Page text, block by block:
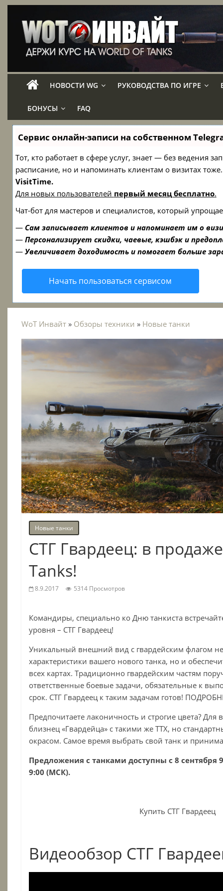
НОВОСТИ WG РУКОВОДСТВА ПО ИГРЕ
БОНУСЫ FAQ
Сервис онлайн-записи на собственном
Тот, кто работает в сфере услуг, знает — без ведения
расписание, но и напоминать клиентам о визитах
VisitTime.
Для новых пользователей первый месяц бесплатно.
Чат-бот для мастеров и специалистов, который
— Сам записывает клиентов и напоминает им о
— Персонализирует скидки, чаевые, кэшбэк и
— Увеличивает доходимость и помогает больше
Начать пользоваться сервисом
WoT Инвайт » Обзоры техники » Новые танки
Новые танки
СТГ Гвардеец: в
Tanks!
8.9.2017 5314 Просмотров
Командиры, специально ко Дню танкиста
уровня – СТГ Гвардеец!
Уникальный внешний вид с гвардейским флагом
характеристики вашего нового танка, но и
всех картах. Традиционно гвардейским частям
ответственные боевые задачи, обязательные к
срок. СТГ Гвардеец к таким задачам готов!
Предпочитаете лаконичность и строгие цвета? Для
близнец «Гвардейца» с такими же ТТХ, но
окрасом. Самое время выбрать свой танк и
Предложения с танками доступны с 8 сентября
9:00 (МСК).
Купить СТГ Гвардеец
Видеообзор СТГ